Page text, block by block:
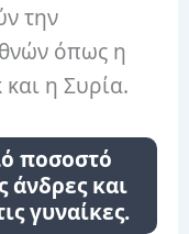
την
όπως η
και η Συρία.
ποσοστό
άνδρες και
γυναίκες.